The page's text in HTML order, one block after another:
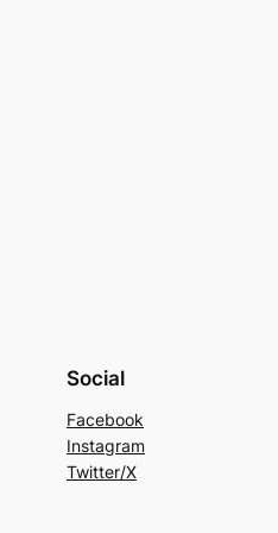
Social
Facebook
Instagram
Twitter/X